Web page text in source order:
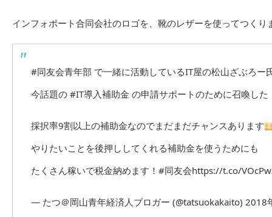
インフォポート合同会社のロゴを、靴のレザーを使ってつくり
#同友会青年部 で一緒に活動しているIT屋の松山ざぶろー
今話題の #IT導入補助金 の申請サポートのために召喚した
採択率9割以上の補助金なのでまだまだチャンスあります
やりたいことを後押ししてくれる補助金を使うためにも
たくさん稼いで税金納めます！ #同友会https://t.co/
— たつ＠岡山青年経済人ブロガー (@tatsuokakaito) 2018